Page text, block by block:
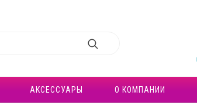
АКСЕССУАРЫ О КОМПАНИИ